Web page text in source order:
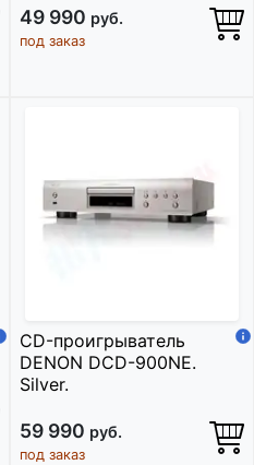
49 990 руб.
под заказ
CD-проигрыватель
DENON DCD-900NE.
Silver.
59 990 руб.
под заказ